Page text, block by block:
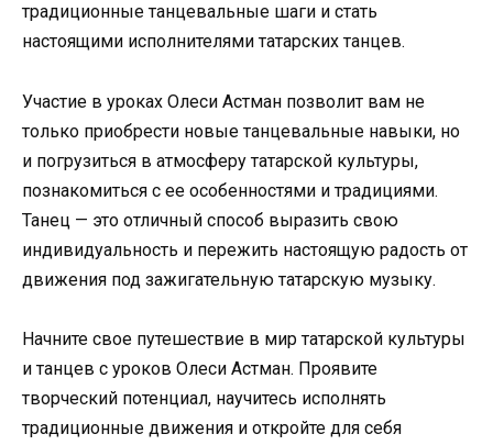
традиционные танцевальные шаги и стать
настоящими исполнителями татарских танцев.
Участие в уроках Олеси Астман позволит вам не
только приобрести новые танцевальные навыки, но
и погрузиться в атмосферу татарской культуры,
познакомиться с ее особенностями и традициями.
Танец — это отличный способ выразить свою
индивидуальность и пережить настоящую радость от
движения под зажигательную татарскую музыку.
Начните свое путешествие в мир татарской культуры
и танцев с уроков Олеси Астман. Проявите
творческий потенциал, научитесь исполнять
традиционные движения и откройте для себя